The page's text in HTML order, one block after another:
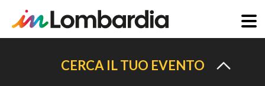
CERCA IL TUO EVENTO